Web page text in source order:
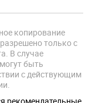
копирование
только с
В случае
быть
с действующим